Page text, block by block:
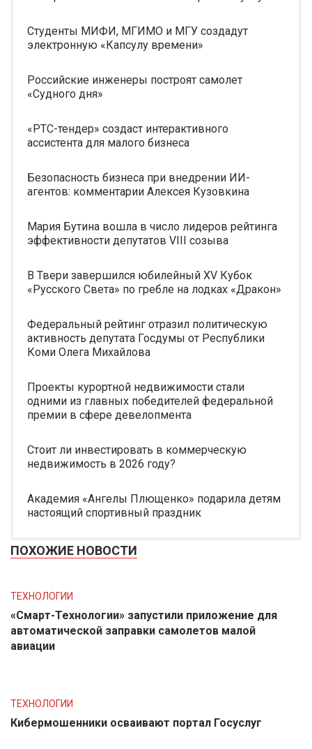
Студенты МИФИ, МГИМО и МГУ создадут
электронную «Капсулу времени»
Российские инженеры построят самолет
«Судного дня»
«РТС-тендер» создаст интерактивного
ассистента для малого бизнеса
Безопасность бизнеса при внедрении ИИ-
агентов: комментарии Алексея Кузовкина
Мария Бутина вошла в число лидеров рейтинга
эффективности депутатов VIII созыва
В Твери завершился юбилейный XV Кубок
«Русского Света» по гребле на лодках «Дракон»
Федеральный рейтинг отразил политическую
активность депутата Госдумы от Республики
Коми Олега Михайлова
Проекты курортной недвижимости стали
одними из главных победителей федеральной
премии в сфере девелопмента
Стоит ли инвестировать в коммерческую
недвижимость в 2026 году?
Академия «Ангелы Плющенко» подарила детям
настоящий спортивный праздник
ПОХОЖИЕ НОВОСТИ
ТЕХНОЛОГИИ
«Смарт-Технологии» запустили приложение для
автоматической заправки самолетов малой
авиации
ТЕХНОЛОГИИ
Кибермошенники осваивают портал Госуслуг